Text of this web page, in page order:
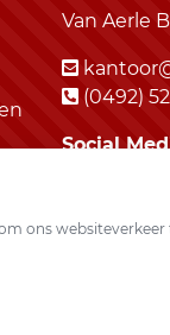
Van Aerle
(0492)
Social
ons websiteverkeer